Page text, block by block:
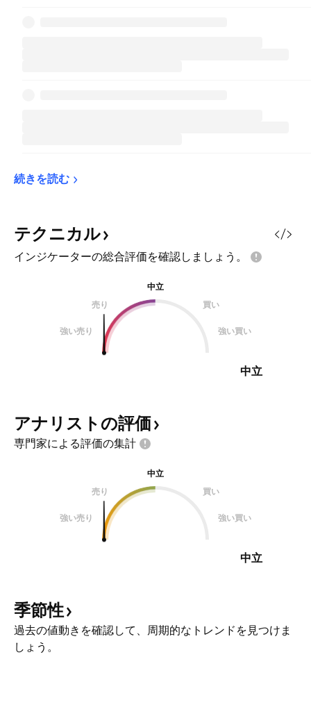
続きを読む
テクニカル
インジケーターの総合評価を確認しましょう。
中立
売り
買い
強い売り 強い買い
中立
アナリストの評価
専門家による評価の集計
中立
売り
買い
強い売り 強い買い
中立
季節性
過去の値動きを確認して、周期的なトレンドを見つけま
しょう。